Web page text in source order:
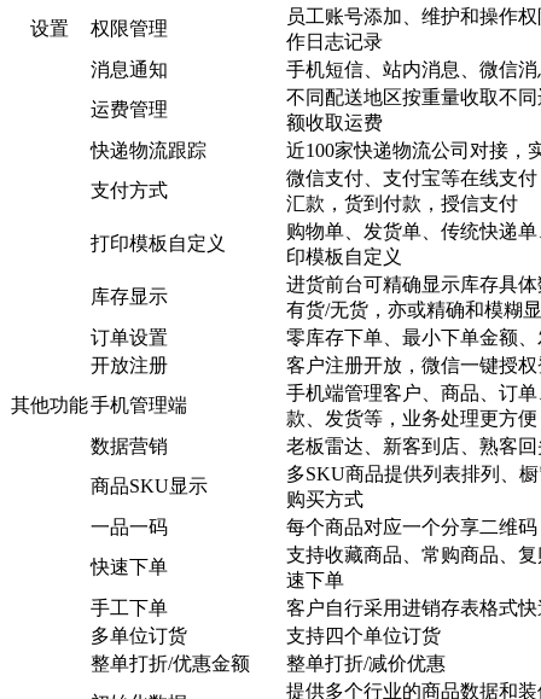
设置
权限管理
员工账号添加、维护和操作
作日志记录
消息通知
手机短信、站内消息、微信
运费管理
不同配送地区按重量收取不
额收取运费
快递物流跟踪
近100家快递物流公司对接，
支付方式
微信支付、支付宝等在线支
汇款，货到付款，授信支付
打印模板自定义
购物单、发货单、传统快递
印模板自定义
库存显示
进货前台可精确显示库存具
有货/无货，亦或精确和模糊
订单设置
零库存下单、最小下单金额
开放注册
客户注册开放，微信一键授
其他功能手机管理端
手机端管理客户、商品、订
款、发货等，业务处理更方便
数据营销
老板雷达、新客到店、熟客
商品SKU显示
多SKU商品提供列表排列、
购买方式
一品一码
每个商品对应一个分享二维码
快速下单
支持收藏商品、常购商品、
速下单
手工下单
客户自行采用进销存表格式
多单位订货
支持四个单位订货
整单打折/优惠金额
整单打折/减价优惠
提供多个行业的商品数据和